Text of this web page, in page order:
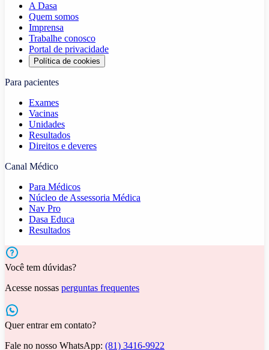
A Dasa
Quem somos
Imprensa
Trabalhe conosco
Portal de privacidade
Política de cookies
Para pacientes
Exames
Vacinas
Unidades
Resultados
Direitos e deveres
Canal Médico
Para Médicos
Núcleo de Assessoria Médica
Nav Pro
Dasa Educa
Resultados
Você tem dúvidas?
Acesse nossas perguntas frequentes
Quer entrar em contato?
Fale no nosso WhatsApp: (81) 3416-9922